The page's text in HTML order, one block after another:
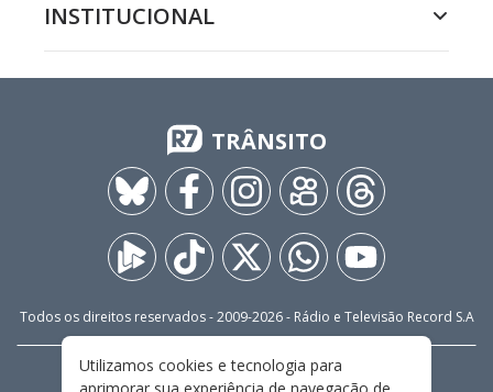
INSTITUCIONAL
TRÂNSITO
Todos os direitos reservados - 2009-2026- Rádio e Televisão Record S.A
FALE CONOSCO PRIVACIDADE
Utilizamos cookies e tecnologia para